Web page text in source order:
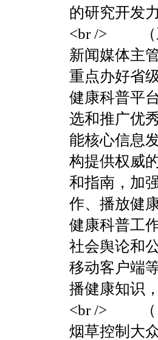
的研究开发
<br /> （三
新闻媒体主
重点办好省
健康科普平
选和推广优
能核心信息
构提供权威
和指南，加
作、播放健
健康科普工
社会舆论和
移动客户端
播健康知识
<br /> （四
烟草控制大